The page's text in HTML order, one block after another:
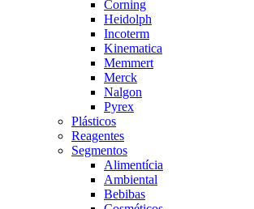
Corning
Heidolph
Incoterm
Kinematica
Memmert
Merck
Nalgon
Pyrex
Plásticos
Reagentes
Segmentos
Alimentícia
Ambiental
Bebibas